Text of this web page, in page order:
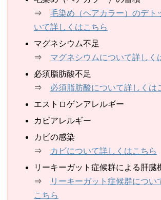
⇒ 毛染め（ヘアカラー）のデト
いて詳しくはこちら
マグネシウム不足
⇒ マグネシウムについて詳しく
必須脂肪酸不足
⇒ 必須脂肪酸について詳しくは
エストロゲンアレルギー
カビアレルギー
カビの感染
⇒
カビについて詳しくはこちら
リーキーガット症候群による肝臓
⇒
リーキーガット症候群につい
こちら